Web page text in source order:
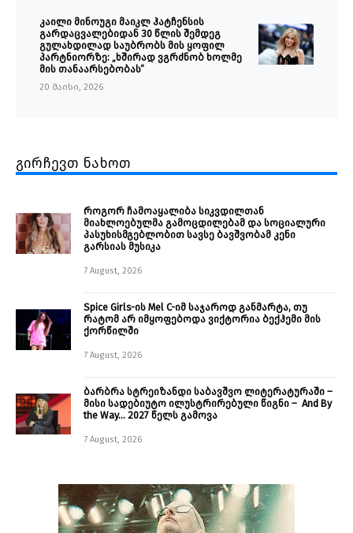
კაილი მინოუგი მაიკლ ჰატჩენსის
გარდაცვალებიდან 30 წლის შემდეგ
გულახდილად საუბრობს მის ყოფილ
პარტნიორზე: „ხშირად ვგრძნობ ხოლმე
მის თანაარსებობას“
20 მაისი, 2026
გირჩევთ ნახოთ
როგორ ჩამოაყალიბა სიკვდილთან
მიახლოებულმა გამოცდილებამ და სოციალური
პასუხისმგებლობით სავსე ბავშვობამ კენი
გარსიას მუსიკა
7 August, 2026
Spice Girls-ის Mel C-იმ საჯაროდ განმარტა, თუ
რატომ არ იმყოფებოდა ვიქტორია ბექჰემი მის
ქორწილში
7 August, 2026
ბარბრა სტრეიზანდი საბავშვო ლიტერატურაში –
მისი სადებიუტო ილუსტრირებული წიგნი – And By
the Way… 2027 წელს გამოვა
7 August, 2026